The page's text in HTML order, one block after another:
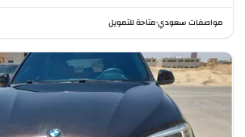
مواصفات سعودي•متاحة للتمويل